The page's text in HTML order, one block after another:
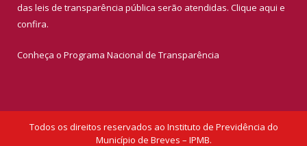
das leis de transparência pública serão atendidas. Clique aqui e
confira.
Conheça o Programa Nacional de Transparência
Todos os direitos reservados ao Instituto de Previdência do
Município de Breves – IPMB.